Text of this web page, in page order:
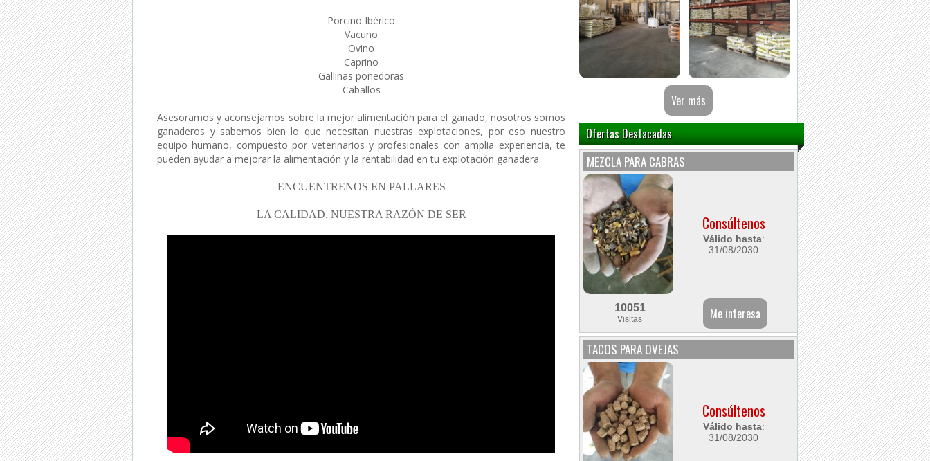
Porcino Ibérico
Vacuno
Ovino
Caprino
Gallinas ponedoras
Caballos
Asesoramos y aconsejamos sobre la mejor alimentación para el ganado, nosotros somos
ganaderos y sabemos bien lo que necesitan nuestras explotaciones, por eso nuestro
equipo humano, compuesto por veterinarios y profesionales con amplia experiencia, te
pueden ayudar a mejorar la alimentación y la rentabilidad en tu explotación ganadera.
ENCUENTRENOS EN PALLARES
LA CALIDAD, NUESTRA RAZÓN DE SER
Ofertas Destacadas
MEZCLA PARA CABRAS
Consúltenos
Válido hasta:
31/08/2030
10051
Visitas
TACOS PARA OVEJAS
Consúltenos
Válido hasta:
31/08/2030